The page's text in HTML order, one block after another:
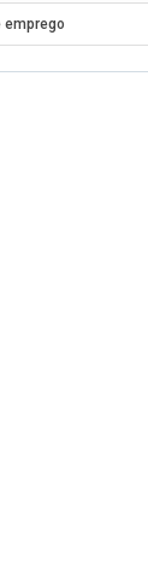
emprego